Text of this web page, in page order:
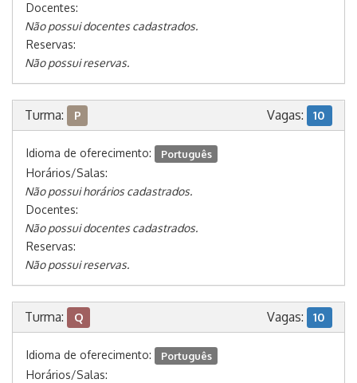
Docentes:
Não possui docentes cadastrados.
Reservas:
Não possui reservas.
Turma: P Vagas: 10
Idioma de oferecimento: Português
Horários/Salas:
Não possui horários cadastrados.
Docentes:
Não possui docentes cadastrados.
Reservas:
Não possui reservas.
Turma: Q Vagas: 10
Idioma de oferecimento: Português
Horários/Salas: